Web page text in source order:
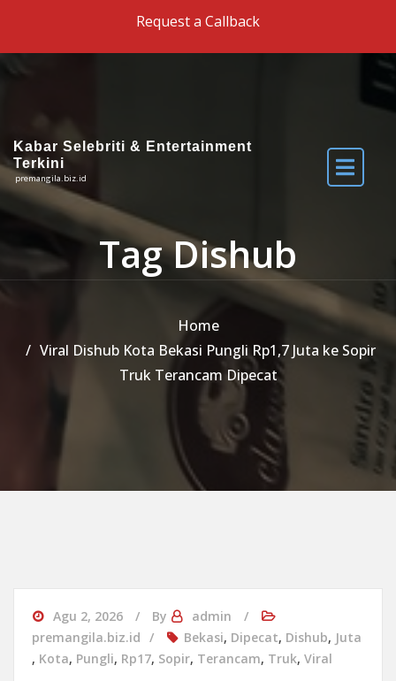
Request a Callback
Kabar Selebriti & Entertainment
Terkini
premangila.biz.id
Tag Dishub
Home
Viral Dishub Kota Bekasi Pungli Rp1,7 Juta ke Sopir
Truk Terancam Dipecat
Agu 2, 2026 By
admin
premangila.biz.id
Bekasi, Dipecat, Dishub, Juta
, Kota, Pungli, Rp17, Sopir, Terancam, Truk, Viral